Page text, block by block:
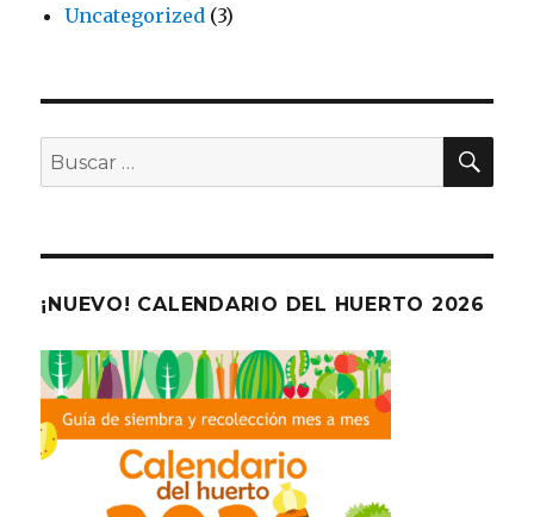
Uncategorized (3)
Buscar
por:
¡NUEVO! CALENDARIO DEL HUERTO 2026